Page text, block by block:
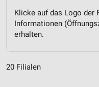
Klicke auf das Logo der
Informationen
erhalten.
20 Filialen